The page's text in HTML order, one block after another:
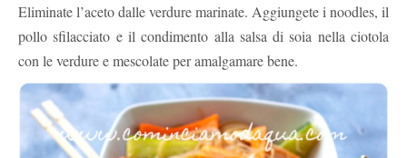
Eliminate l’aceto dalle verdure marinate. Aggiungete i noodles, il
pollo sfilacciato e il condimento alla salsa di soia nella ciotola
con le verdure e mescolate per amalgamare bene.